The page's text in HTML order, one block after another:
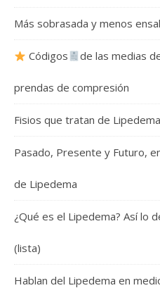
Más sobrasada y menos
Códigos de las medias
prendas de compresión
Fisios que tratan de
Pasado, Presente y Futuro,
de Lipedema
¿Qué es el Lipedema? Así lo
(lista)
Hablan del Lipedema en